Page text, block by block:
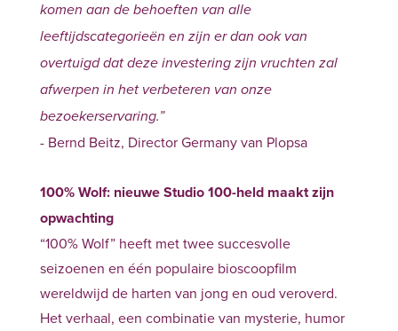
komen aan de behoeften van alle
leeftijdscategorieën en zijn er dan ook van
overtuigd dat deze investering zijn vruchten zal
afwerpen in het verbeteren van onze
bezoekerservaring.”
- Bernd Beitz, Director Germany van Plopsa
100% Wolf: nieuwe Studio 100-held maakt zijn
opwachting
“100% Wolf” heeft met twee succesvolle
seizoenen en één populaire bioscoopfilm
wereldwijd de harten van jong en oud veroverd.
Het verhaal, een combinatie van mysterie, humor